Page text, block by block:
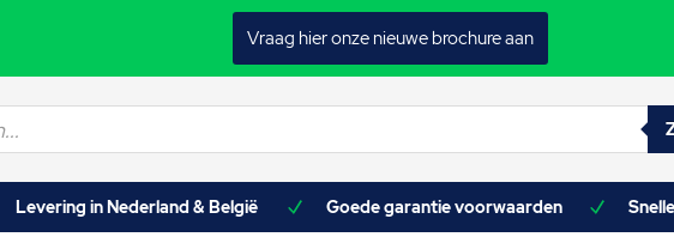
Levering in Nederland & België Goede garantie voorwaarden
Vraag hier onze nieuwe brochure aan